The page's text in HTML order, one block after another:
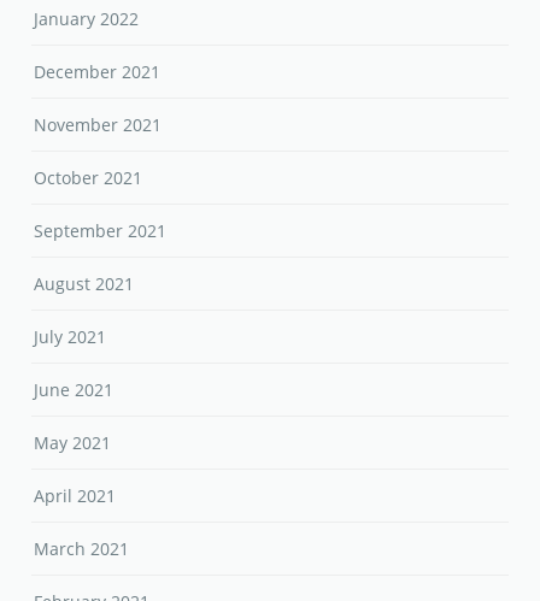
January 2022
December 2021
November 2021
October 2021
September 2021
August 2021
July 2021
June 2021
May 2021
April 2021
March 2021